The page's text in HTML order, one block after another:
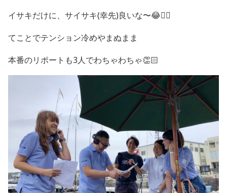
イサキだけに、サイサキ(幸先)良いな〜😂✋🏻
てことでテンション冷めやまぬまま
本番のリポートも3人でわちゃわちゃ👏🏻